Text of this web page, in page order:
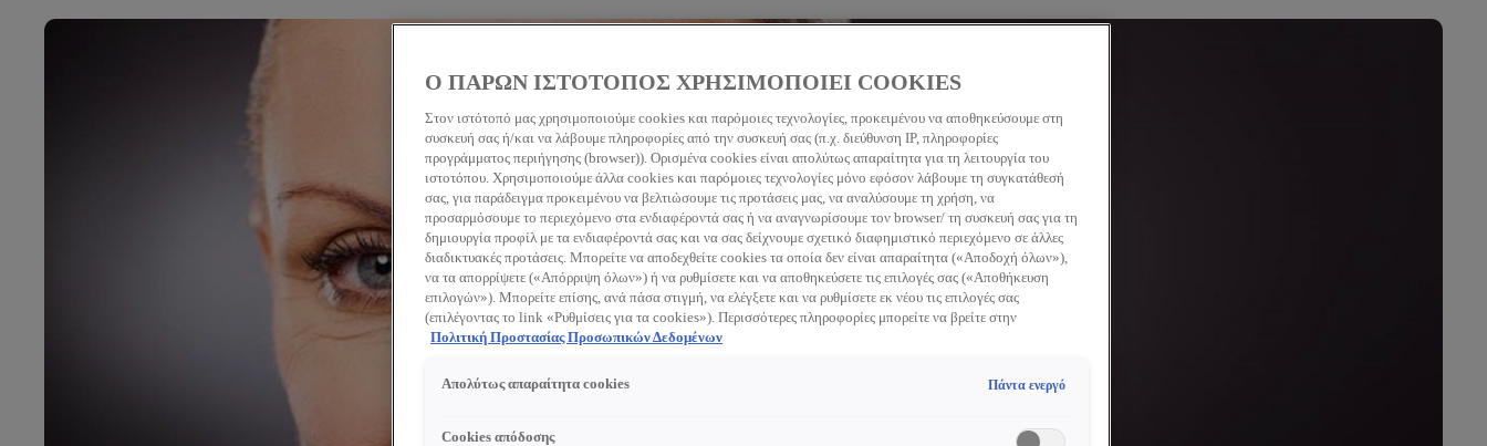
Ο ΠΑΡΩΝ ΙΣΤΟΤΟΠΟΣ ΧΡΗΣΙΜΟΠΟΙΕΙ COOKIES
Στον ιστότοπό μας χρησιμοποιούμε cookies και παρόμοιες τεχνολογίες, προκειμένου να αποθηκεύσουμε στη
συσκευή σας ή/και να λάβουμε πληροφορίες από την συσκευή σας (π.χ. διεύθυνση IP, πληροφορίες
προγράμματος περιήγησης (browser)). Ορισμένα cookies είναι απολύτως απαραίτητα για τη λειτουργία του
ιστοτόπου. Χρησιμοποιούμε άλλα cookies και παρόμοιες τεχνολογίες μόνο εφόσον λάβουμε τη συγκατάθεσή
σας, για παράδειγμα προκειμένου να βελτιώσουμε τις προτάσεις μας, να αναλύσουμε τη χρήση, να
προσαρμόσουμε το περιεχόμενο στα ενδιαφέροντά σας ή να αναγνωρίσουμε τον browser/ τη συσκευή σας για τη
δημιουργία προφίλ με τα ενδιαφέροντά σας και να σας δείχνουμε σχετικό διαφημιστικό περιεχόμενο σε άλλες
διαδικτυακές προτάσεις. Μπορείτε να αποδεχθείτε cookies τα οποία δεν είναι απαραίτητα («Αποδοχή όλων»),
να τα απορρίψετε («Απόρριψη όλων») ή να ρυθμίσετε και να αποθηκεύσετε τις επιλογές σας («Αποθήκευση
επιλογών»). Μπορείτε επίσης, ανά πάσα στιγμή, να ελέγξετε και να ρυθμίσετε εκ νέου τις επιλογές σας
(επιλέγοντας το link «Ρυθμίσεις για τα cookies»). Περισσότερες πληροφορίες μπορείτε να βρείτε στην
Πολιτική Προστασίας Προσωπικών Δεδομένων
Απολύτως απαραίτητα cookies Πάντα ενεργό
Cookies απόδοσης